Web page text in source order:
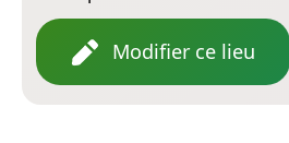
Modifier ce lieu